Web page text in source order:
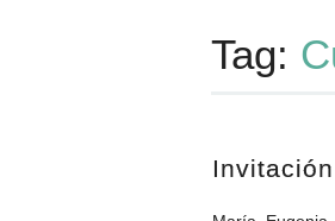
Tag: